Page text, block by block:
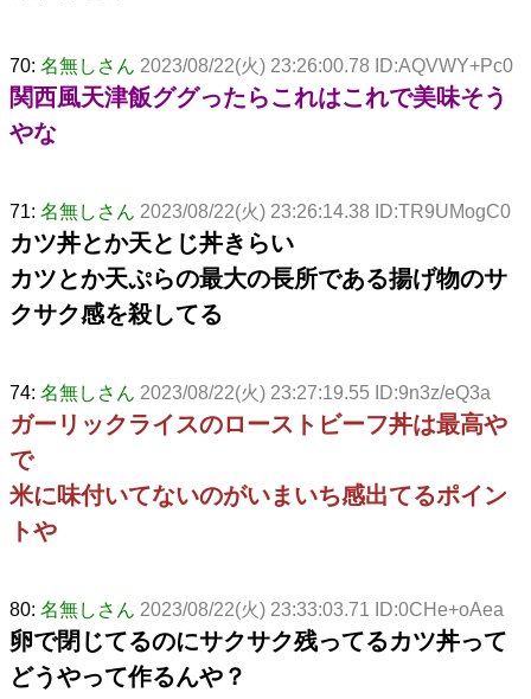
70: 名無しさん 2023/08/22(火) 23:26:00.78 ID:AQVWY+Pc0
関西風天津飯ググったらこれはこれで美味そう
やな
71: 名無しさん 2023/08/22(火) 23:26:14.38 ID:TR9UMogC0
カツ丼とか天とじ丼きらい
カツとか天ぷらの最大の長所である揚げ物のサ
クサク感を殺してる
74: 名無しさん 2023/08/22(火) 23:27:19.55 ID:9n3z/eQ3a
ガーリックライスのローストビーフ丼は最高や
で
米に味付いてないのがいまいち感出てるポイン
トや
80: 名無しさん 2023/08/22(火) 23:33:03.71 ID:0CHe+oAea
卵で閉じてるのにサクサク残ってるカツ丼って
どうやって作るんや？